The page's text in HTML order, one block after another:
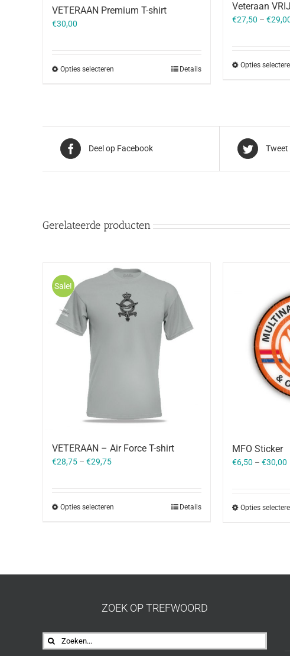
VETERAAN Premium T-shirt
€30,00
Opties selecteren Details
Veteraan
€27,50 – €
Opties
Deel op Facebook
Gerelateerde producten
Sale!
VETERAAN – Air Force T-shirt
€28,75 – €29,75
Opties selecteren Details
MFO Sticker
€6,50 – €30,00
Opties
ZOEK OP TREFWOORD
Zoeken
naar: